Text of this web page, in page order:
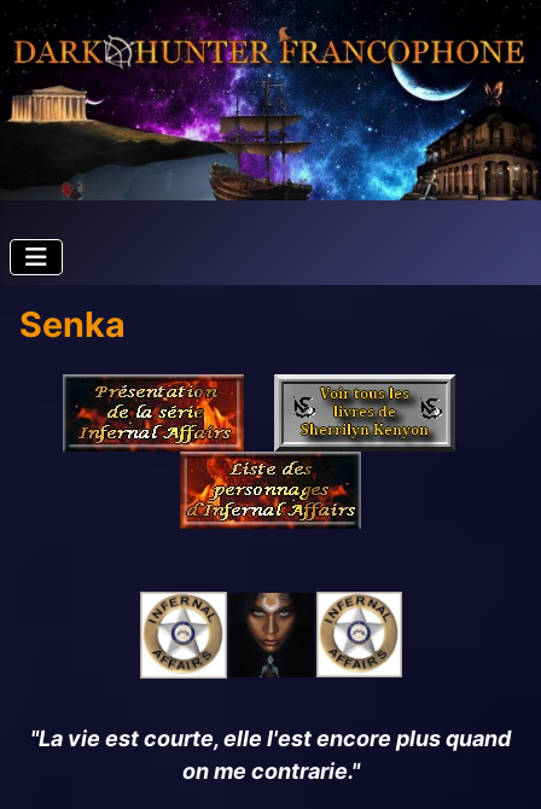
Senka
"La vie est courte, elle l'est encore plus quand
on me contrarie."